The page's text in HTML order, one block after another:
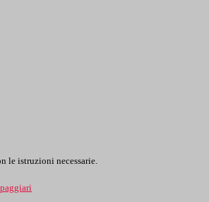
le istruzioni necessarie.